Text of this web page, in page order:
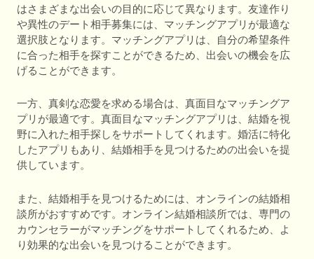
はさまざまな出会いの目的に応じて異なります。友達作り
や異性のデート相手募集には、マッチングアプリが最適な
選択肢となります。マッチングアプリは、自分の希望条件
に合った相手を探すことができるため、出会いの機会を広
げることができます。
一方、真剣な恋愛を求める場合は、真面目なマッチングア
プリが最適です。真面目なマッチングアプリは、結婚を視
野に入れた相手探しをサポートしてくれます。婚活に特化
したアプリもあり、結婚相手を見つけるための出会いを提
供しています。
また、結婚相手を見つけるためには、オンラインの結婚相
談所がおすすめです。オンライン結婚相談所では、専門の
カウンセラーがマッチングをサポートしてくれるため、よ
り効果的な出会いを見つけることができます。